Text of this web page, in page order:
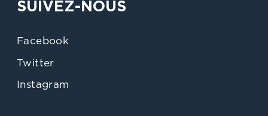
SUIVEZ-NOUS
Facebook
Twitter
Instagram